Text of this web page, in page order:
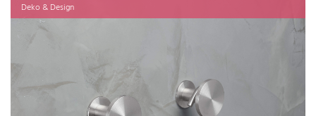
Deko & Design